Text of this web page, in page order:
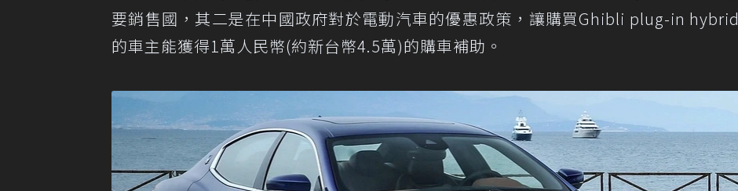
要銷售國，其二是在中國政府對於電動汽車的優惠政策，讓購買Ghibli plug-in hybrid
的車主能獲得1萬人民幣(約新台幣4.5萬)的購車補助。